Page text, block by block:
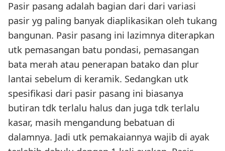
Pasir pasang adalah bagian dari dari variasi
pasir yg paling banyak diaplikasikan oleh tukang
bangunan. Pasir pasang ini lazimnya diterapkan
utk pemasangan batu pondasi, pemasangan
bata merah atau penerapan batako dan plur
lantai sebelum di keramik. Sedangkan utk
spesifikasi dari pasir pasang ini biasanya
butiran tdk terlalu halus dan juga tdk terlalu
kasar, masih mengandung bebatuan di
dalamnya. Jadi utk pemakaiannya wajib di ayak